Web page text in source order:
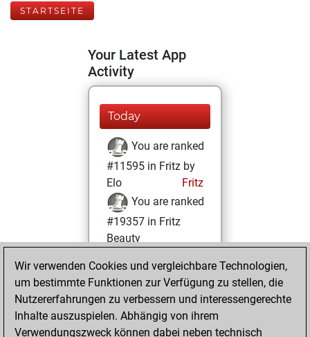
STARTSEITE
Your Latest App
Activity
Today
You are ranked
#11595 in Fritz by
Elo
Fritz
You are ranked
#19357 in Fritz
Beauty
Mittwoch,
Dezember 16,
2020
You achieved a
Wir verwenden Cookies und vergleichbare Technologien,
um bestimmte Funktionen zur Verfügung zu stellen, die
Nutzererfahrungen zu verbessern und interessengerechte
Inhalte auszuspielen. Abhängig von ihrem
Verwendungszweck können dabei neben technisch